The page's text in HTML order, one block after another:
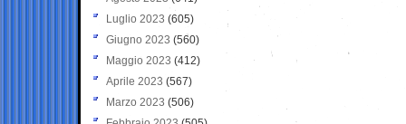
Luglio 2023 (605)
Giugno 2023 (560)
Maggio 2023 (412)
Aprile 2023 (567)
Marzo 2023 (506)